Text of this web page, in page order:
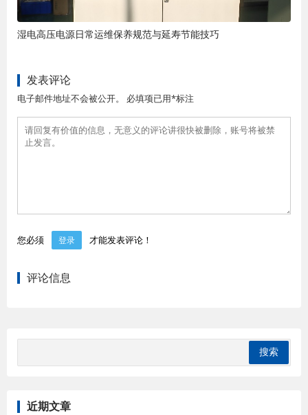
湿电高压电源日常运维保养规范与延寿节能技巧
发表评论
电子邮件地址不会被公开。 必填项已用*标注
您必须 登录 才能发表评论！
评论信息
近期文章